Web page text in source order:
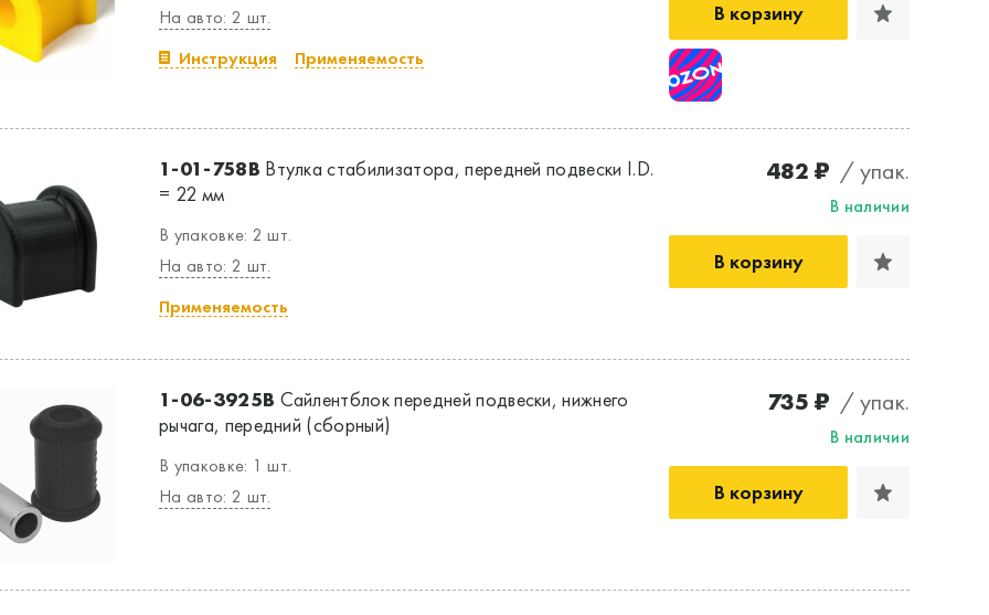
На авто: 2 шт.
Инструкция
Применяемость
В корзину
1-01-758B Втулка стабилизатора, передней подвески I.D.
= 22 мм
В упаковке: 2 шт.
На авто: 2 шт.
Применяемость
482 ₽ / упак.
В наличии
В корзину
1-06-3925B Сайлентблок передней подвески, нижнего
рычага, передний (сборный)
В упаковке: 1 шт.
На авто: 2 шт.
735 ₽ / упак.
В наличии
В корзину